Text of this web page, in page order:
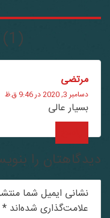
(1)
مرتضی
دسامبر 3, 2020 در 9:46 ق.ظ
بسیار عالی
را
نشانی ایمیل شما منتشر
علامت‌گذاری شده‌اند*